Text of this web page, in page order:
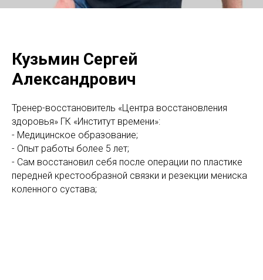
Кузьмин Сергей
Александрович
Тренер-восстановитель «Центра восстановления
здоровья» ГК «Институт времени»:
- Медицинское образование;
- Опыт работы более 5 лет;
- Сам восстановил себя после операции по пластике
передней крестообразной связки и резекции мениска
коленного сустава;